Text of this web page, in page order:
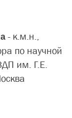
- к.м.н.,
по научной
им. Г.Е.